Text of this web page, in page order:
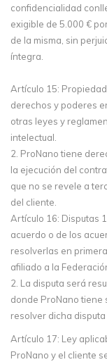
confidencialidad
exigible de 5.000 €
de la misma, sin
íntegra.
Artículo 15:
derechos y poderes
otras leyes y
intelectual.
2. ProNano tiene
la ejecución del
que no se revele a
del cliente.
Artículo 16: Disputas
acuerdo o de los
resolverlas en
afiliado a la
2. La disputa será
donde ProNano tiene
resolver dicha
Artículo 17: Ley
ProNano y el cliente